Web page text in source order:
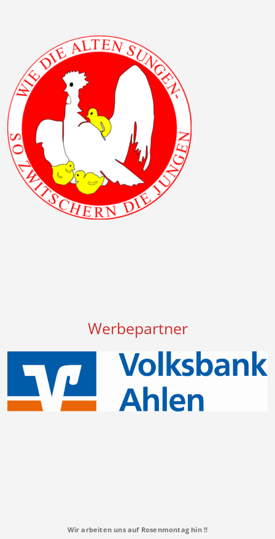
Werbepartner
Wir arbeiten uns auf Rosenmontag hin !!